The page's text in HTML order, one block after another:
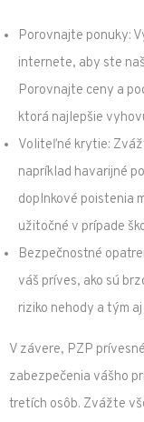
Porovnajte ponuky:
internete, aby ste
Porovnajte ceny a
ktorá najlepšie
Voliteľné krytie:
napríklad havarijné
doplnkové poistenia
užitočné v prípade
Bezpečnostné
váš príves, ako sú
riziko nehody a tým
V závere, PZP
zabezpečenia vášho
tretích osôb. Zvážte